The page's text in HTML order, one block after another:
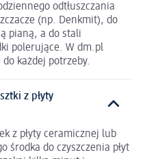
odtłuszczania
(np. Denkmit), do
pianą, a do stali
polerujące. W dm.pl
każdej potrzeby.
z płyty
z płyty ceramicznej lub
środka do czyszczenia płyt